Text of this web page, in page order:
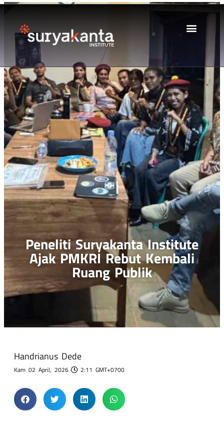
Peneliti Suryakanta Institute
Ajak PMKRI Rebut Kembali
Ruang Publik
Handrianus Dede
Kam 02 April, 2026 2:11 GMT+0700